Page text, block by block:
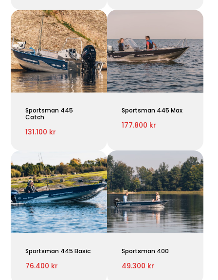
Sportsman 445
Catch
131.100 kr
Sportsman 445 Max
177.800 kr
Sportsman 445 Basic
76.400 kr
Sportsman 400
49.300 kr